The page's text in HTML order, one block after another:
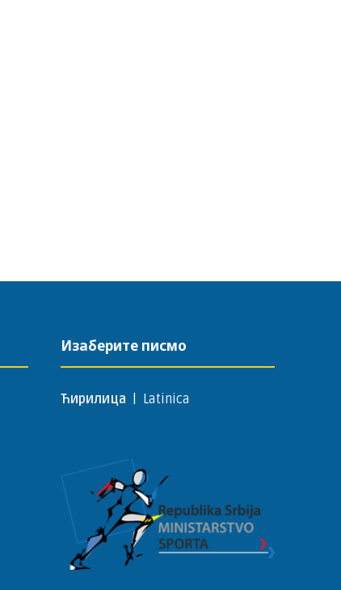
Изаберите писмо
Ћирилица Latinica